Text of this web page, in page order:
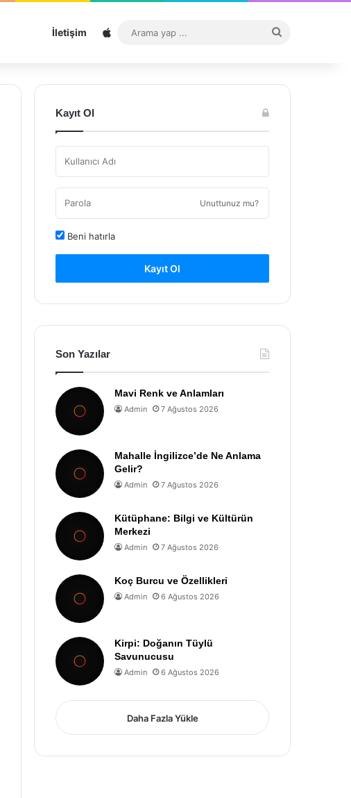
İletişim Sitemap
...
Kayıt Ol
Unuttunuz mu?
Beni hatırla
Kayıt Ol
Son Yazılar
Mavi Renk ve Anlamları
Admin 7 Ağustos 2026
Mahalle İngilizce’de Ne Anlama
Gelir?
Admin 7 Ağustos 2026
Kütüphane: Bilgi ve Kültürün
Merkezi
Admin 7 Ağustos 2026
Koç Burcu ve Özellikleri
Admin 6 Ağustos 2026
Kirpi: Doğanın Tüylü
Savunucusu
Admin 6 Ağustos 2026
Daha Fazla Yükle